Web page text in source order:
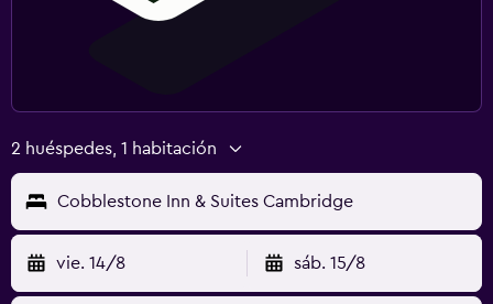
2 huéspedes, 1 habitación
Cobblestone Inn & Suites Cambridge
vie. 14/8 sáb. 15/8